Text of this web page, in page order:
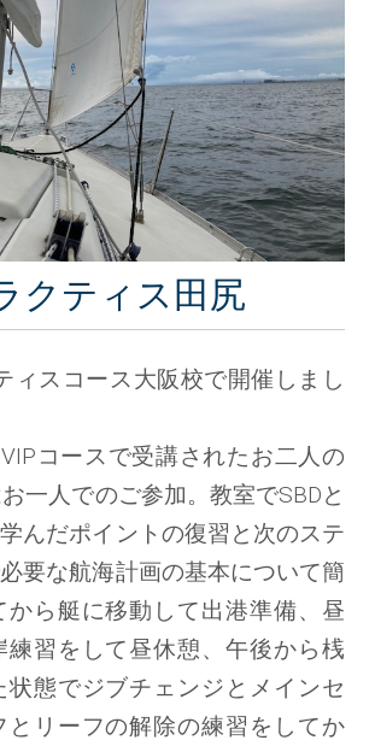
クティス田尻
ィスコース大阪校で開催しまし
コースで受講されたお二人の
一人でのご参加。教室でSBDと
んだポイントの復習と次のステ
要な航海計画の基本について簡
から艇に移動して出港準備、昼
練習をして昼休憩、午後から桟
状態でジブチェンジとメインセ
とリーフの解除の練習をしてか